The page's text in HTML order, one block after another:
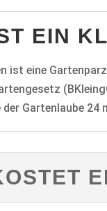
EIN
ist eine
der Gartenlaube 24